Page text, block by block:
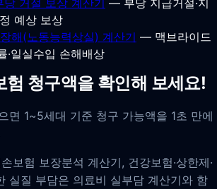
거절 보상 계산기 — 부당 지급거절·지
예상 보상
해(노동능력상실) 계산기 — 맥브라이드
·일실수입 손해배상
험 청구액을 확인해 보세요!
면 1~5세대 기준 청구 가능액을 1초 만에
보험 보장분석 계산기, 건강보험·상한제·
실질 부담은 의료비 실부담 계산기와 함